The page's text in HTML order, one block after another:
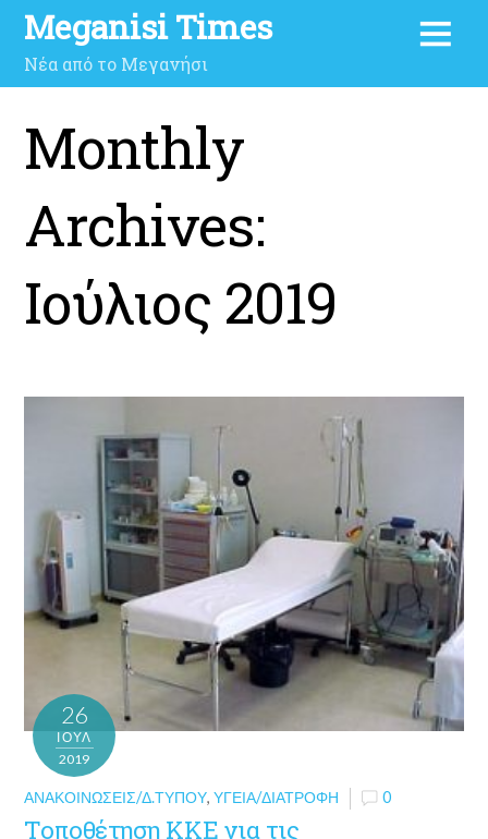
Meganisi Times
Νέα από το Μεγανήσι
Monthly
Archives:
Ιούλιος 2019
26
ΙΟΎΛ
2019
ΑΝΑΚΟΙΝΏΣΕΙΣ/Δ.ΤΎΠΟΥ,ΥΓΕΊΑ/ΔΙΑΤΡΟΦΉ 0
Τοποθέτηση ΚΚΕ για τις